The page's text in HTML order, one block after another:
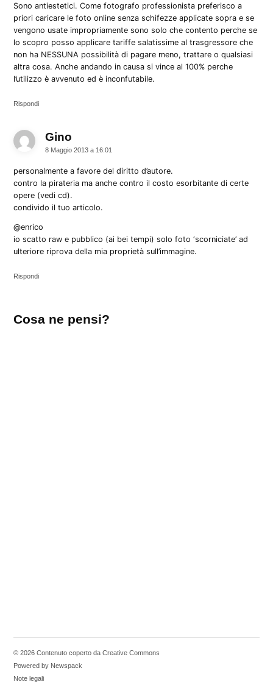
Sono antiestetici. Come fotografo professionista preferisco a
priori caricare le foto online senza schifezze applicate sopra e se
vengono usate impropriamente sono solo che contento perche se
lo scopro posso applicare tariffe salatissime al trasgressore che
non ha NESSUNA possibilità di pagare meno, trattare o qualsiasi
altra cosa. Anche andando in causa si vince al 100% perche
l’utilizzo è avvenuto ed è inconfutabile.
Rispondi
Gino
8 Maggio 2013 a 16:01
personalmente a favore del diritto d’autore.
contro la pirateria ma anche contro il costo esorbitante di certe
opere (vedi cd).
condivido il tuo articolo.
@enrico
io scatto raw e pubblico (ai bei tempi) solo foto ‘scorniciate’ ad
ulteriore riprova della mia proprietà sull’immagine.
Rispondi
un
Cosa ne pensi?
© 2026 Contenuto coperto da Creative Commons
Powered by Newspack
Note legali